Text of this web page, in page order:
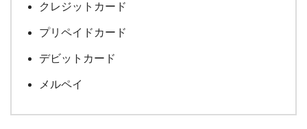
クレジットカード
プリペイドカード
デビットカード
メルペイ